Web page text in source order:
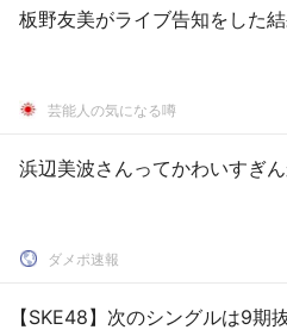
板野友美がライブ告知をした
芸能人の気になる噂
浜辺美波さんってかわいすぎん
ダメポ速報
【SKE48】次のシングルは9期